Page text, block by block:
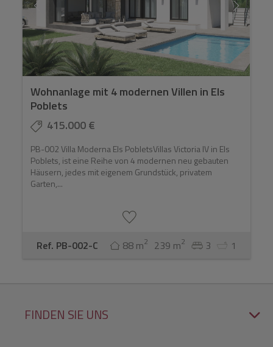
Wohnanlage mit 4 modernen Villen in Els
Poblets
415.000 €
PB-002 Villa Moderna Els PobletsVillas Victoria IV in Els
Poblets, ist eine Reihe von 4 modernen neu gebauten
Häusern, jedes mit eigenem Grundstück, privatem
Garten,...
Ref. PB-002-C 88 m2 239 m2 3 1
FINDEN SIE UNS